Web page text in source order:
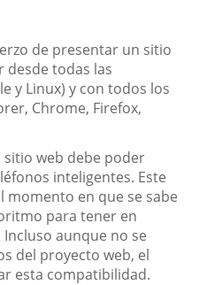
de presentar un sitio
desde todas las
y Linux) y con todos los
Chrome, Firefox,
sitio web debe poder
inteligentes. Este
momento en que se sabe
para tener en
aunque no se
del proyecto web, el
esta compatibilidad.